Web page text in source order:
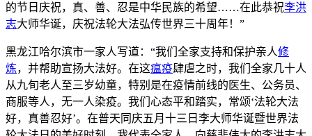
的节日庆祝，真、善、忍是中华民族的希望……在此恭祝李洪
志大师华诞，庆祝法轮大法弘传世界三十周年！”
黑龙江哈尔滨市一家人写道：“我们全家支持和保护亲人修
炼，并帮助宣扬大法好。在这瘟疫肆虐之时，我们全家几十人
从九旬老人至三岁幼童，特别是在疫情前线的医生、公务员、
商服等人，无一人染疫。我们心态平和踏实，常颂‘法轮大法
好，真善忍好’。在普天同庆五月十三日李大师华诞暨世界法